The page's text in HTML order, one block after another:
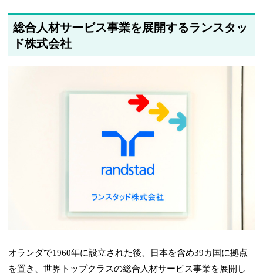
総合人材サービス事業を展開するランスタッ
ド株式会社
オランダで1960年に設立された後、日本を含め39カ国に拠点
を置き、世界トップクラスの総合人材サービス事業を展開し